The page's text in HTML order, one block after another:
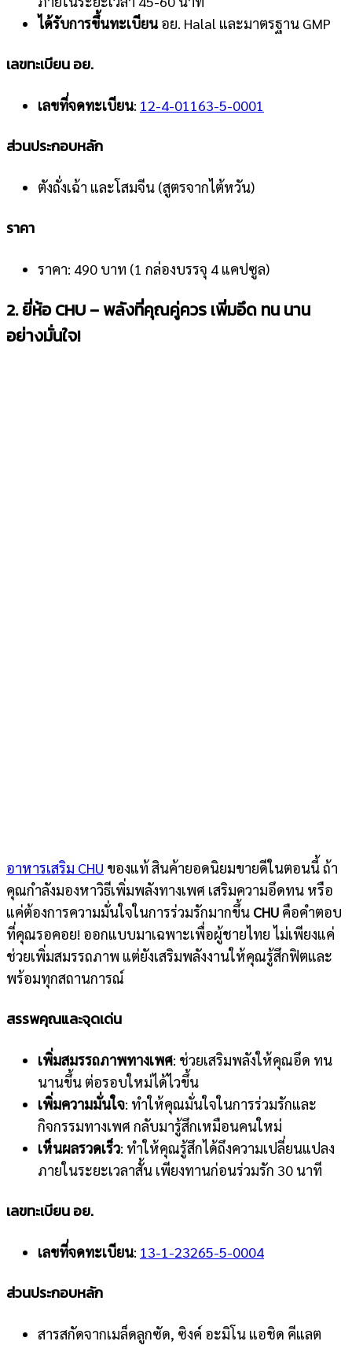
ได้รับการขึ้นทะเบียนอย. Halal และมาตรฐาน GMP
เลขทะเบียน อย.
เลขที่จดทะเบียน: 12-4-01163-5-0001
ส่วนประกอบหลัก
ตังถั่งเฉ้า และโสมจีน (สูตรจากไต้หวัน)
ราคา
ราคา: 490 บาท (1 กล่องบรรจุ 4 แคปซูล)
2. ยี่ห้อCHU – พลังที่คุณคู่ควร เพิ่มอึด ทน นาน
อย่างมั่นใจ!
อาหารเสริม CHU ของแท้ สินค้ายอดนิยมขายดีในตอนนี้ ถ้า
คุณกำลังมองหาวิธีเพิ่มพลังทางเพศ เสริมความอึดทน หรือ
แค่ต้องการความมั่นใจในการร่วมรักมากขึ้น CHU คือคำตอบ
ที่คุณรอคอย! ออกแบบมาเฉพาะเพื่อผู้ชายไทย ไม่เพียงแค่
ช่วยเพิ่มสมรรถภาพ แต่ยังเสริมพลังงานให้คุณรู้สึกฟิตและ
พร้อมทุกสถานการณ์
สรรพคุณและจุดเด่น
เพิ่มสมรรถภาพทางเพศ: ช่วยเสริมพลังให้คุณอึด ทน
นานขึ้น ต่อรอบใหม่ได้ไวขึ้น
เพิ่มความมั่นใจ: ทำให้คุณมั่นใจในการร่วมรักและ
กิจกรรมทางเพศ กลับมารู้สึกเหมือนคนใหม่
เห็นผลรวดเร็ว: ทำให้คุณรู้สึกได้ถึงความเปลี่ยนแปลง
ภายในระยะเวลาสั้น เพียงทานก่อนร่วมรัก 30 นาที
เลขทะเบียน อย.
เลขที่จดทะเบียน: 13-1-23265-5-0004
ส่วนประกอบหลัก
สารสกัดจากเมล็ดลูกซัด, ซิงค์ อะมิโน แอชิด คีแลต